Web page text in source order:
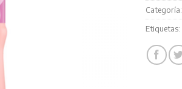
Categoría:
Etiquetas: